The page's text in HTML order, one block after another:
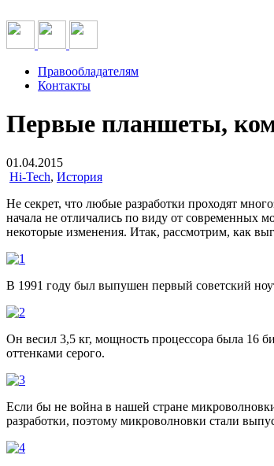
Правообладателям
Контакты
Первые планшеты,
01.04.2015
Hi-Tech, История
Не секрет, что любые разработки проходят
начала не отличались по виду от современных
некоторые изменения. Итак, рассмотрим, как
В 1991 году был выпушен первый советский
Он весил 3,5 кг, мощность процессора была 16
оттенками серого.
Если бы не война в нашей стране
разработки, поэтому микроволновки стали